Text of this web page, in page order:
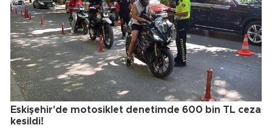
Eskişehir'de motosiklet denetimde 600 bin TL ceza
kesildi!